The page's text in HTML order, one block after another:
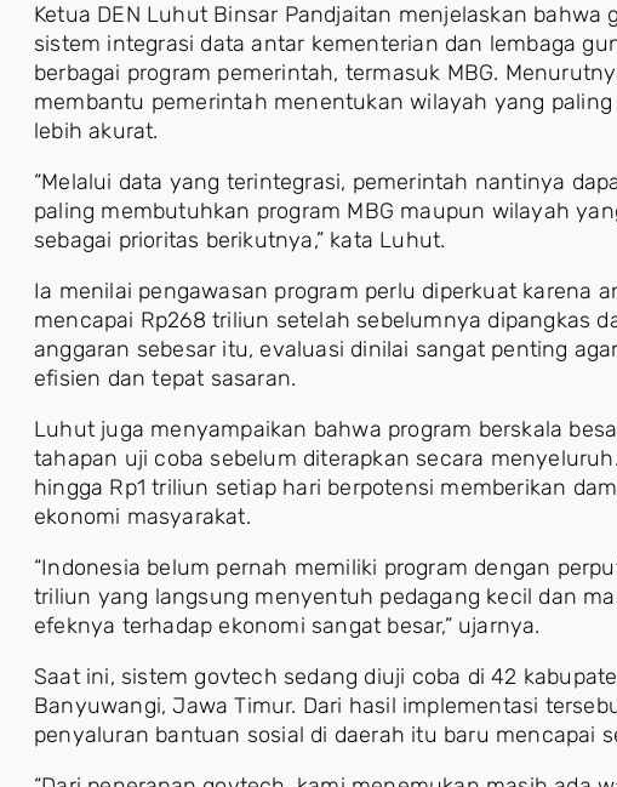
Ketua DEN Luhut Binsar Pandjaitan menjelaskan bahwa
sistem integrasi data antar kementerian dan lembaga
berbagai program pemerintah, termasuk MBG.
membantu pemerintah menentukan wilayah yang
lebih akurat.
“Melalui data yang terintegrasi, pemerintah nantinya
paling membutuhkan program MBG maupun wilayah
sebagai prioritas berikutnya,” kata Luhut.
Ia menilai pengawasan program perlu diperkuat karena
mencapai Rp268 triliun setelah sebelumnya dipangkas
anggaran sebesar itu, evaluasi dinilai sangat penting
efisien dan tepat sasaran.
Luhut juga menyampaikan bahwa program berskala
tahapan uji coba sebelum diterapkan secara
hingga Rp1 triliun setiap hari berpotensi memberikan
ekonomi masyarakat.
“Indonesia belum pernah memiliki program dengan
triliun yang langsung menyentuh pedagang kecil dan
efeknya terhadap ekonomi sangat besar,” ujarnya.
Saat ini, sistem govtech sedang diuji coba di 42
Banyuwangi, Jawa Timur. Dari hasil implementasi
penyaluran bantuan sosial di daerah itu baru mencapai